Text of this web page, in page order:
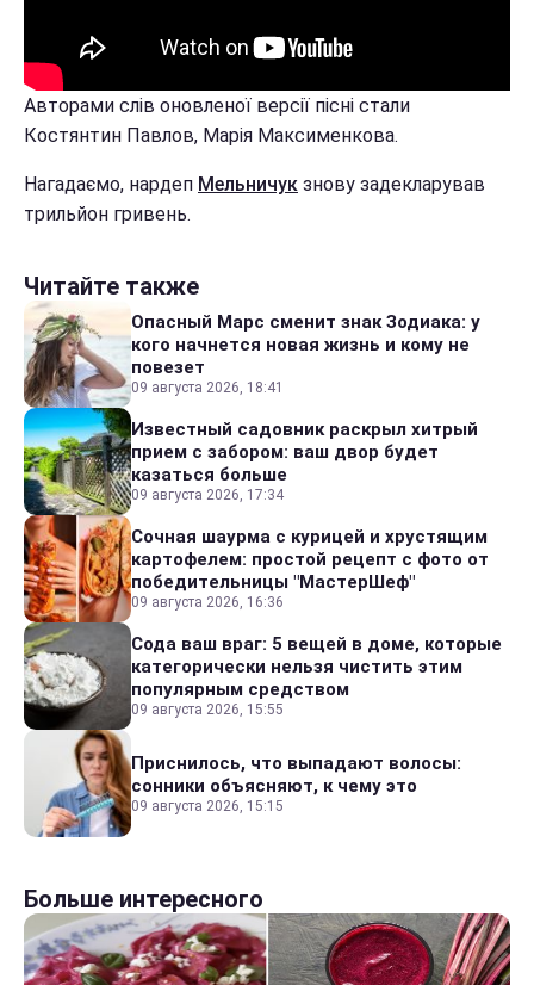
Авторами слів оновленої версії пісні стали
Костянтин Павлов, Марія Максименкова.
Нагадаємо, нардеп Мельничук знову задекларував
трильйон гривень.
Читайте также
Опасный Марс сменит знак Зодиака: у
кого начнется новая жизнь и кому не
повезет
09 августа 2026, 18:41
Известный садовник раскрыл хитрый
прием с забором: ваш двор будет
казаться больше
09 августа 2026, 17:34
Сочная шаурма с курицей и хрустящим
картофелем: простой рецепт с фото от
победительницы "МастерШеф"
09 августа 2026, 16:36
Сода ваш враг: 5 вещей в доме, которые
категорически нельзя чистить этим
популярным средством
09 августа 2026, 15:55
Приснилось, что выпадают волосы:
сонники объясняют, к чему это
09 августа 2026, 15:15
Больше интересного